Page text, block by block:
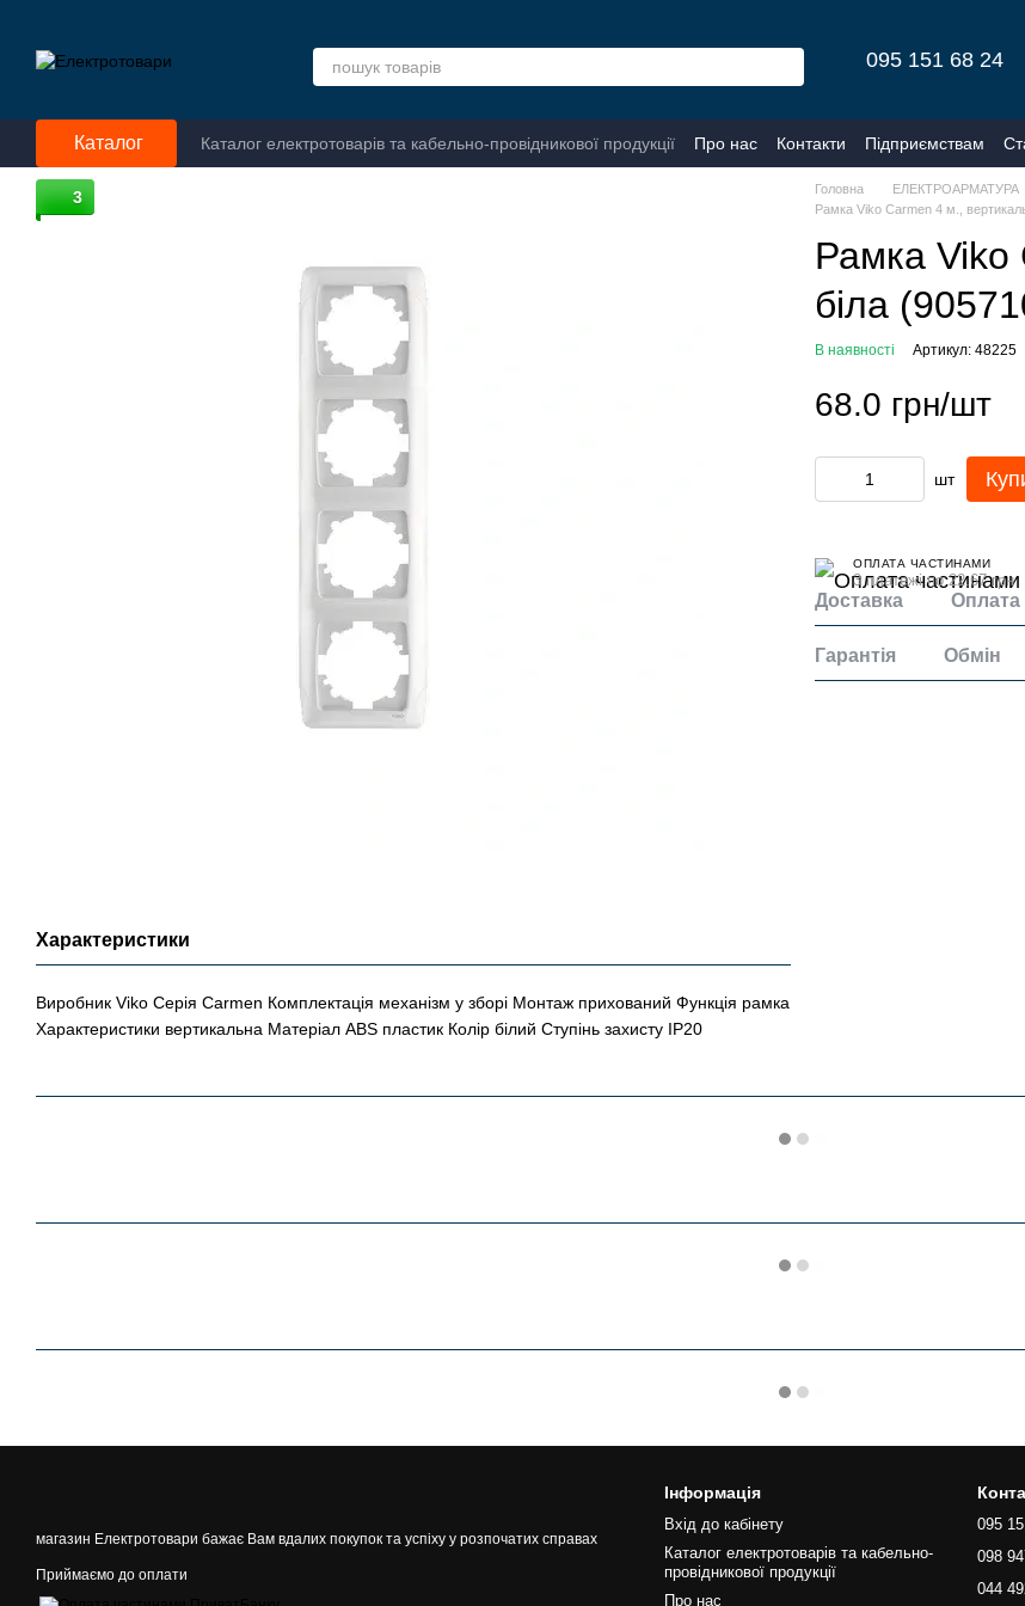
095 151 68 24
Каталог Каталог електротоварів та кабельно-провідникової продукції Про нас Контакти Підприємствам
3
Характеристики
Виробник Viko Серія Carmen Комплектація механізм у зборі Монтаж прихований Функція рамка
Характеристики вертикальна Матеріал ABS пластик Колір білий Ступінь захисту IP20
Головна ЕЛЕКТРОАРМАТУРА
Рамка Viko Carmen 4 м.,
Рамка Viko
біла
В наявності Артикул: 48225
68.0 грн/шт
шт
ОПЛАТА ЧАСТИНАМИ
3 платежі по 22.67 грн
Доставка Оплата
Гарантія Обмін
магазин Електротовари бажає Вам вдалих покупок та успіху у розпочатих справах
Приймаємо до оплати
Інформація
Вхід до кабінету
Каталог електротоварів та кабельно-
провідникової продукції
Про нас
095
098
044